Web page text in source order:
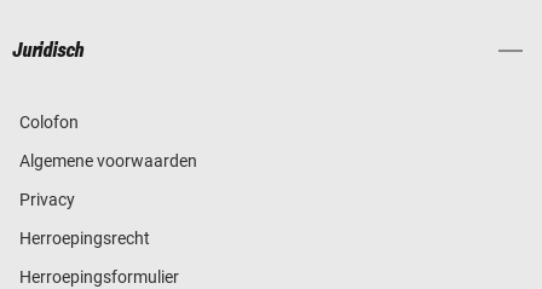
Juridisch
Colofon
Algemene voorwaarden
Privacy
Herroepingsrecht
Herroepingsformulier